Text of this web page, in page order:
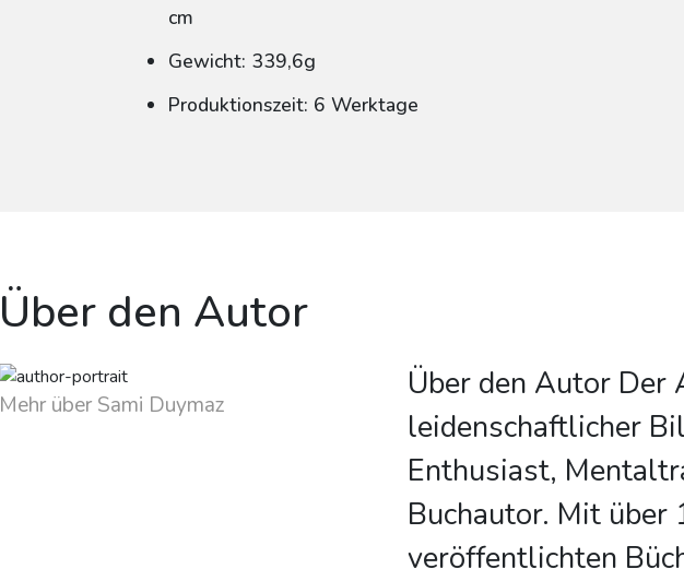
cm
Gewicht: 339,6g
Produktionszeit: 6 Werktage
Über den Autor
Mehr über Sami Duymaz
Über den Autor Der
leidenschaftlicher
Enthusiast,
Buchautor. Mit über
veröffentlichten